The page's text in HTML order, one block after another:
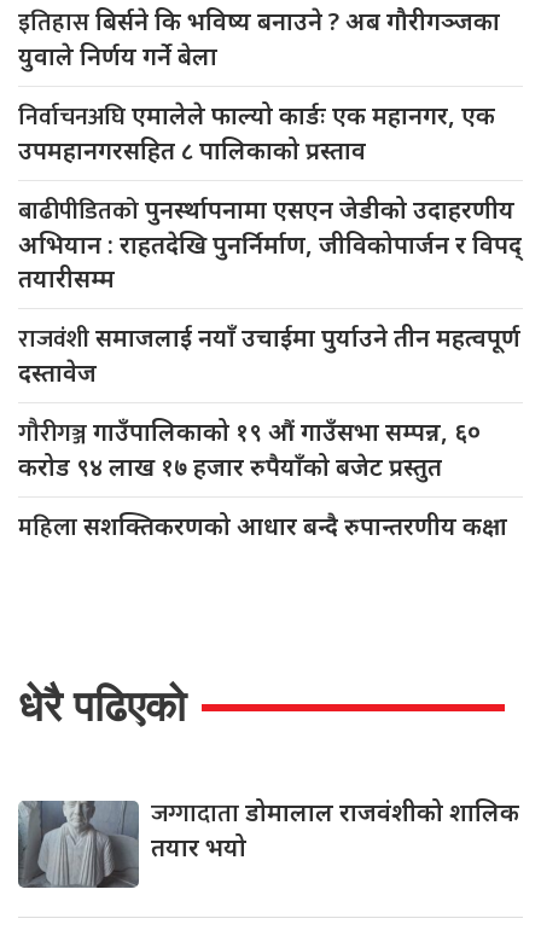
इतिहासबिर्सने कि भविष्य बनाउने ? अब गौरीगञ्जका
युवाले निर्णय गर्ने बेला
निर्वाचनअघिएमालेले फाल्यो कार्डः एक महानगर, एक
उपमहानगरसहित ८ पालिकाको प्रस्ताव
बाढीपीडितकोपुनर्स्थापनामा एसएन जेडीको उदाहरणीय
अभियान : राहतदेखि पुनर्निर्माण, जीविकोपार्जन र विपद्
तयारीसम्म
राजवंशीसमाजलाई नयाँ उचाईमा पुर्याउने तीन महत्वपूर्ण
दस्तावेज
गौरीगञ्जगाउँपालिकाको १९ औं गाउँसभा सम्पन्न, ६०
करोड ९४ लाख १७ हजार रुपैयाँको बजेट प्रस्तुत
महिलासशक्तिकरणको आधार बन्दै रुपान्तरणीय कक्षा
धेरै पढिएको
जग्गादाताडोमालाल राजवंशीको शालिक
तयार भयो